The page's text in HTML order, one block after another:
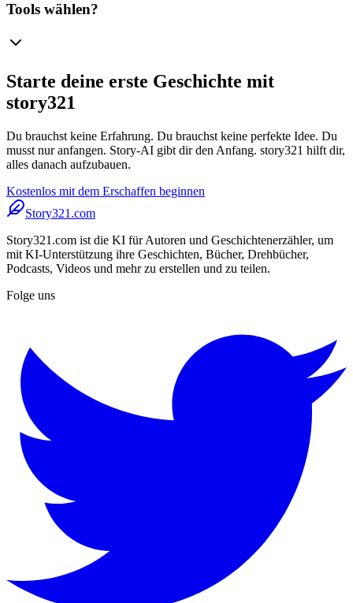
Tools wählen?
Starte deine erste Geschichte mit
story321
Du brauchst keine Erfahrung. Du brauchst keine perfekte Idee. Du
musst nur anfangen. Story-AI gibt dir den Anfang. story321 hilft dir,
alles danach aufzubauen.
Kostenlos mit dem Erschaffen beginnen
Story321.com
Story321.com ist die KI für Autoren und Geschichtenerzähler, um
mit KI-Unterstützung ihre Geschichten, Bücher, Drehbücher,
Podcasts, Videos und mehr zu erstellen und zu teilen.
Folge uns